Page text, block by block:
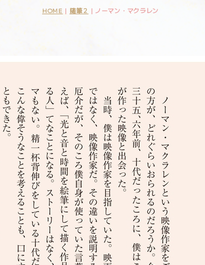
HOME | 随筆２ | ノーマン・マクラレン